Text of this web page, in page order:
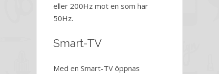
eller 200Hz mot en som har
50Hz.
Smart-TV
Med en Smart-TV öppnas